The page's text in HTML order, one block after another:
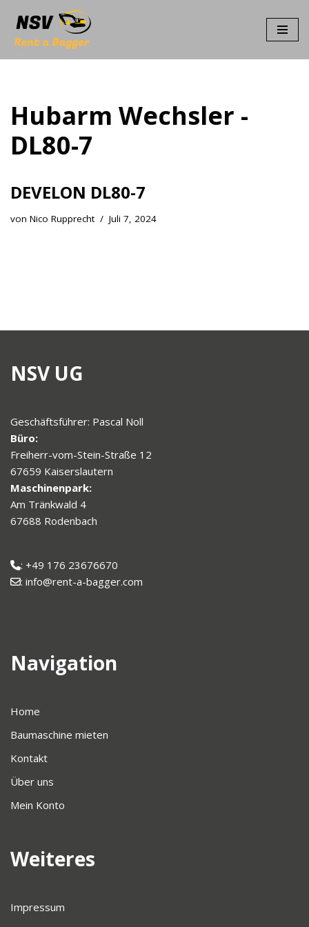
Zum
Hubarm Wechsler -
DL80-7
DEVELON DL80-7
von Nico Rupprecht Juli 7, 2024
NSV UG
Geschäftsführer: Pascal Noll
Büro:
Freiherr-vom-Stein-Straße 12
67659 Kaiserslautern
Maschinenpark:
Am Tränkwald 4
67688 Rodenbach
: +49 176 23676670
: info@rent-a-bagger.com
Navigation
Home
Baumaschine mieten
Kontakt
Über uns
Mein Konto
Weiteres
Impressum